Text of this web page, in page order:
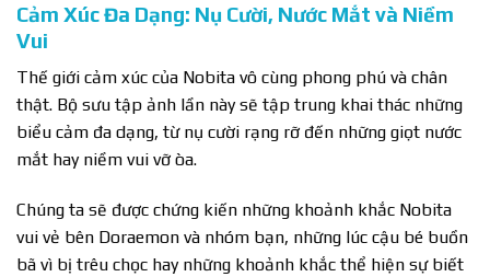
Cảm Xúc Đa Dạng: Nụ Cười, Nước Mắt và Niềm
Vui
Thế giới cảm xúc của Nobita vô cùng phong phú và chân
thật. Bộ sưu tập ảnh lần này sẽ tập trung khai thác những
biểu cảm đa dạng, từ nụ cười rạng rỡ đến những giọt nước
mắt hay niềm vui vỡ òa.
Chúng ta sẽ được chứng kiến những khoảnh khắc Nobita
vui vẻ bên Doraemon và nhóm bạn, những lúc cậu bé buồn
bã vì bị trêu chọc hay những khoảnh khắc thể hiện sự biết